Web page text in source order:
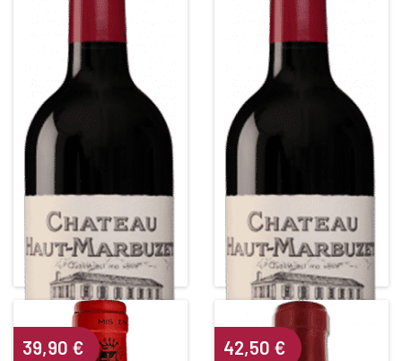
CHÂTEAU HAUT
MARBUZET
Cru Bourgeois Exceptionnel
Red • 2013
SAINT-ESTEPHE
Alcohol content : 13°
CHÂTEAU HAUT
MARBUZET
Cru Bourgeois Exceptionnel
Red • 2017
SAINT-ESTEPHE
Alcohol content : 13,5°
39,90 € 42,50 €